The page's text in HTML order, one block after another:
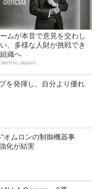
ムが本音で意見を交わし
、多様な人財が挑戦でき
織へ
Japan)
を発揮し、自分より優れ
オムロンの制御機器事
化が結実